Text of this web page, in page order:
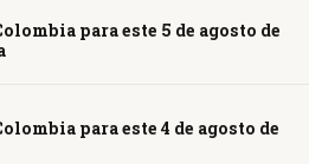
para este 5 de agosto de
para este 4 de agosto de